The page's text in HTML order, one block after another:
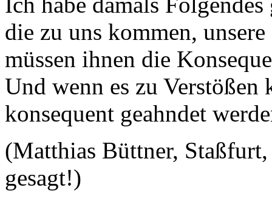
die zu uns kommen,
müssen ihnen die
Und wenn es zu Verstößen
konsequent geahndet
(Matthias Büttner,
gesagt!)